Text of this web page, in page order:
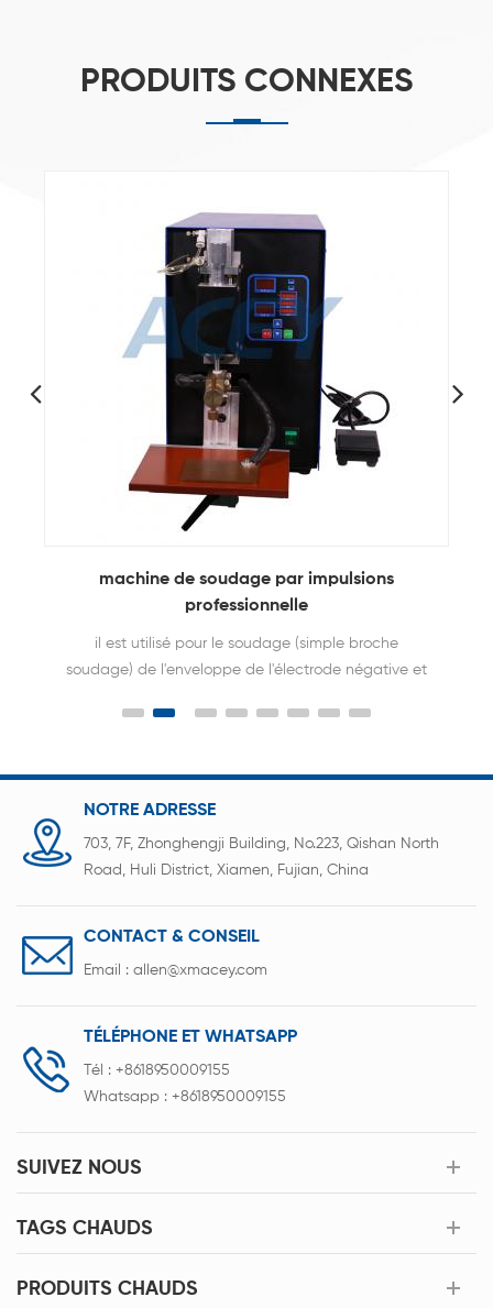
PRODUITS CONNEXES
Machine latérale simple de soudage par
points de cellule de paquet de batterie avec la
tête tournante
ACEY-S200C avec fonction de rotation de la tête
de soudage, est utilisé pour le soudage par points
18650,21700,26650,32650,32700.
NOTRE ADRESSE
703, 7F, Zhonghengji Building, No.223, Qishan North
Road, Huli District, Xiamen, Fujian, China
CONTACT & CONSEIL
Email : allen@xmacey.com
TÉLÉPHONE ET WHATSAPP
Tél : +8618950009155
Whatsapp : +8618950009155
SUIVEZ NOUS
TAGS CHAUDS
PRODUITS CHAUDS